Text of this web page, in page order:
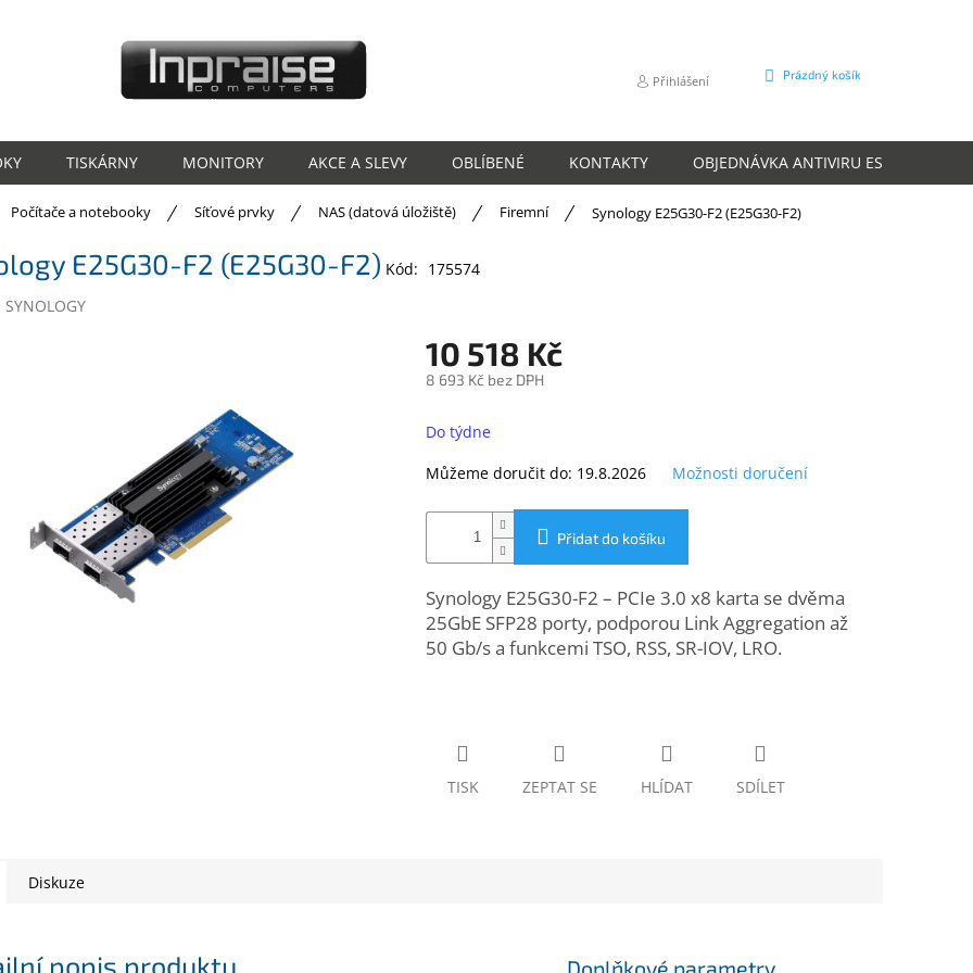
Přihlášení
NÁKUPNÍ
Prázdný košík
TISKÁRNY MONITORY AKCE A SLEVY OBLÍBENÉ KONTAKTY OBJEDNÁVKA ANTIVIRU ESET
Počítače a notebooky Síťové prvky NAS (datová úložiště) Firemní Synology E25G30-F2 (E25G30-F2)
E25G30-F2 (E25G30-F2) Kód: 175574
SYNOLOGY
10 518 Kč
8 693 Kč bez DPH
cena:
Do týdne
Můžeme doručit do: 19.8.2026 Možnosti doručení
Přidat do košíku
Synology E25G30-F2 – PCIe 3.0 x8 karta se dvěma
25GbE SFP28 porty, podporou Link Aggregation až
50 Gb/s a funkcemi TSO, RSS, SR-IOV, LRO.
TISK ZEPTAT SE HLÍDAT SDÍLET
Diskuze
popis produktu Doplňkové parametry